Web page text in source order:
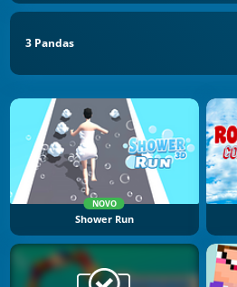
3 Pandas
NOVO
Shower Run